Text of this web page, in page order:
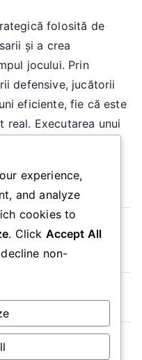
folosită de
și a crea
jocului. Prin
defensive, jucătorii
eficiente, fie că este
real. Executarea unui
experience,
and analyze
cookies to
. Click Accept All
non-